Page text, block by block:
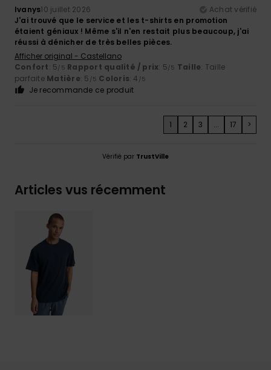
Ivanys10 juillet 2026
Achat vérifié
J'ai trouvé que le service et les t-shirts en promotion
étaient géniaux ! Même s'il n'en restait plus beaucoup, j'ai
réussi à dénicher de très belles pièces.
Afficher original - Castellano
Confort: 5/5 Rapport qualité / prix: 5/5 Taille: Taille
parfaite Matière: 5 /5 Coloris: 4 /5
Je recommande ce produit
1 2 3 ... 17 >
Vérifié par TrustVille
Articles vus récemment